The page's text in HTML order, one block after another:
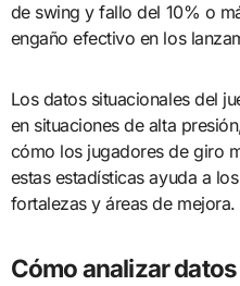
de swing y fallo del 10% o
engaño efectivo en los
Los datos situacionales del
en situaciones de alta
cómo los jugadores de giro
estas estadísticas ayuda a
fortalezas y áreas de mejora.
Cómo analizar